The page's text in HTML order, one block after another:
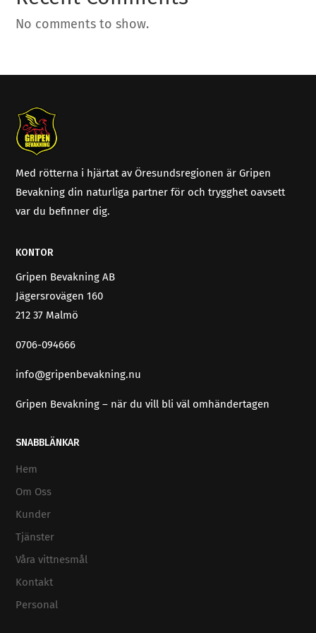
No comments to show.
Med rötterna i hjärtat av Öresundsregionen är Gripen
Bevakning din naturliga partner för och trygghet oavsett
var du befinner dig.
KONTOR
Gripen Bevakning AB
Jägersrovägen 160
212 37 Malmö
0706-094666
info@gripenbevakning.nu
Gripen Bevakning – när du vill bli väl omhändertagen
SNABBLÄNKAR
Hem
Om Oss
Kunder
Tjänster
Våra vittnesmål
Kontakt
Personal